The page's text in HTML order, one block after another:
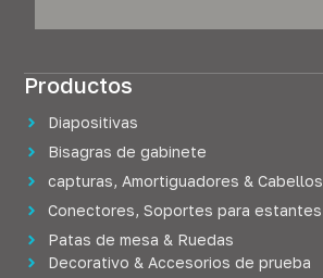
Productos
Diapositivas
Bisagras de gabinete
capturas, Amortiguadores & Cabellos
Conectores, Soportes para estantes
Patas de mesa & Ruedas
Decorativo & Accesorios de prueba